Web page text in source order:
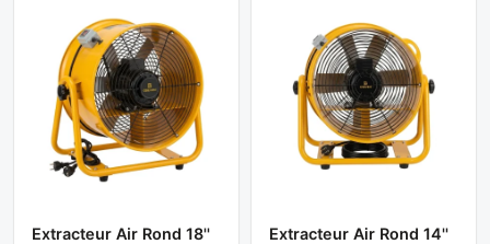
Extracteur Air Rond 18''
Extracteur Air Rond 14''